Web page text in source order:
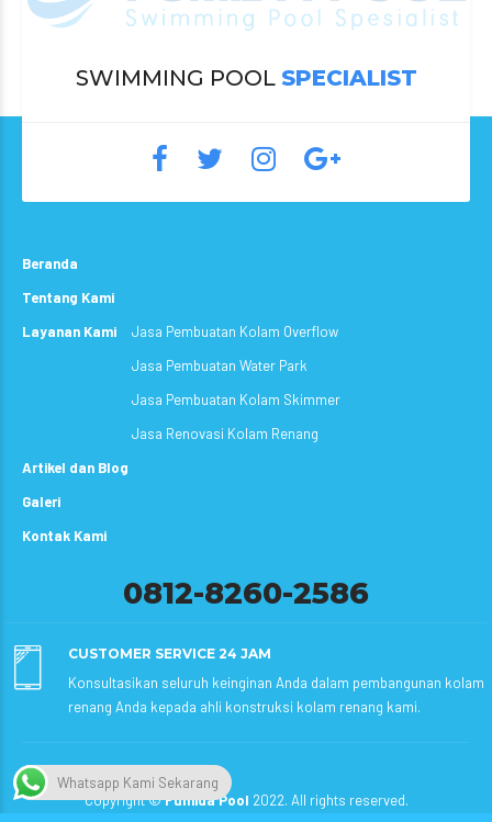
SWIMMING POOL SPECIALIST
Beranda
Tentang Kami
Layanan Kami
Jasa Pembuatan Kolam Overflow
Jasa Pembuatan Water Park
Jasa Pembuatan Kolam Skimmer
Jasa Renovasi Kolam Renang
Artikel dan Blog
Galeri
Kontak Kami
0812-8260-2586
CUSTOMER SERVICE 24 JAM
Konsultasikan seluruh keinginan Anda dalam pembangunan kolam
renang Anda kepada ahli konstruksi kolam renang kami.
Copyright ©Fumida Pool 2022. All rights reserved.
Whatsapp Kami Sekarang